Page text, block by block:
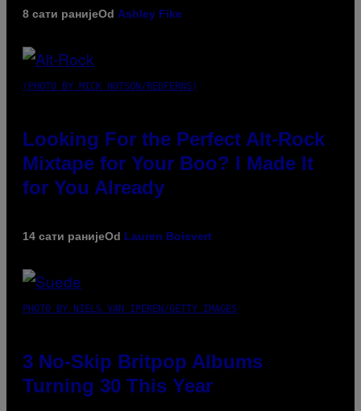
8 сати ранијеOd Ashley Fike
(PHOTO BY MICK HUTSON/REDFERNS)
Looking For the Perfect Alt-Rock
Mixtape for Your Boo? I Made It
for You Already
14 сати ранијеOd Lauren Boisvert
PHOTO BY NIELS VAN IPEREN/GETTY IMAGES
3 No-Skip Britpop Albums
Turning 30 This Year